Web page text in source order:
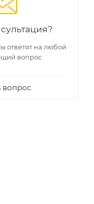
ответят на любой
вопрос
вопрос